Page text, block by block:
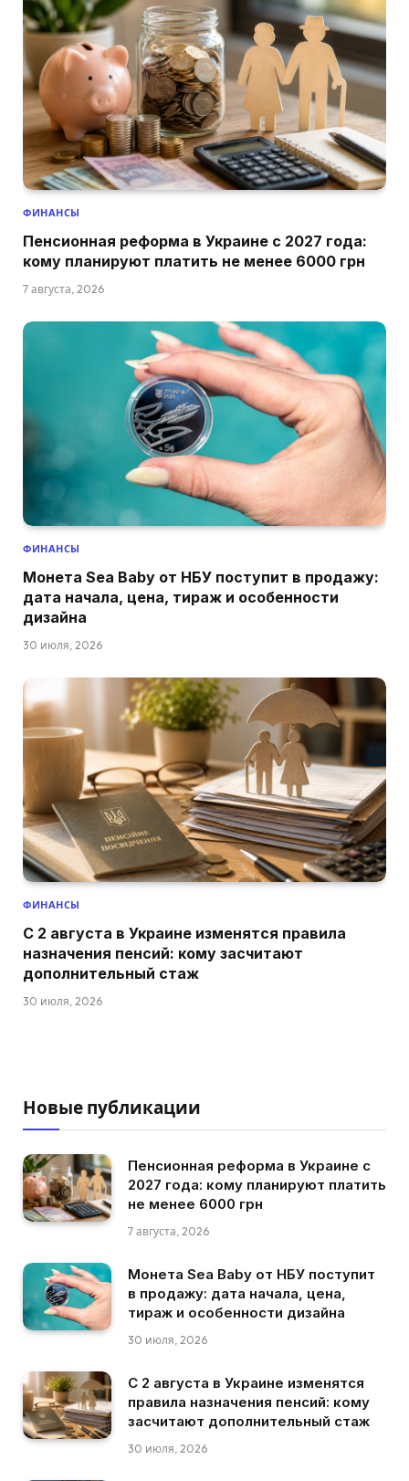
ФИНАНСЫ
Пенсионная реформа в Украине с 2027 года:
кому планируют платить не менее 6000 грн
7 августа, 2026
ФИНАНСЫ
Монета Sea Baby от НБУ поступит в продажу:
дата начала, цена, тираж и особенности
дизайна
30 июля, 2026
ФИНАНСЫ
С 2 августа в Украине изменятся правила
назначения пенсий: кому засчитают
дополнительный стаж
30 июля, 2026
Новые публикации
Пенсионная реформа в Украине с
2027 года: кому планируют платить
не менее 6000 грн
7 августа, 2026
Монета Sea Baby от НБУ поступит
в продажу: дата начала, цена,
тираж и особенности дизайна
30 июля, 2026
С 2 августа в Украине изменятся
правила назначения пенсий: кому
засчитают дополнительный стаж
30 июля, 2026